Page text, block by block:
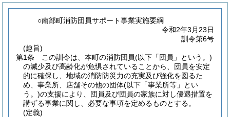
○南部町消防団員サポート事業実施要綱
令和2年3月23日
訓令第6号
(趣旨)
第1条
この訓令は、本町の消防団員(以下「団員」という。)
の減少及び高齢化が危惧されていることから、団員を安定
的に確保し、地域の消防防災力の充実及び強化を図るた
め、事業所、店舗その他の団体(以下「事業所等」とい
う。)の支援により、団員及び団員の家族に対し優遇措置を
講ずる事業に関し、必要な事項を定めるものとする。
(定義)